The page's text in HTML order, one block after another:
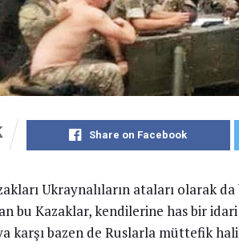
Share on Facebook
Ukraynalıların ataları olarak
bu Kazaklar, kendilerine has bir
karşı bazen de Ruslarla müttefik